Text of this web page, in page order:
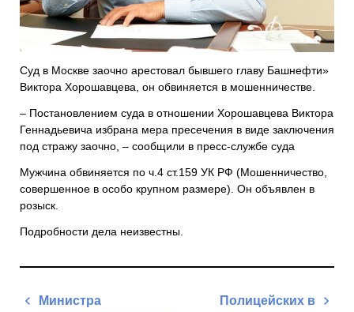
Суд в Москве заочно арестовал бывшего главу Башнефти»
Виктора Хорошавцева, он обвиняется в мошенничестве.
– Постановлением суда в отношении Хорошавцева Виктора
Геннадьевича избрана мера пресечения в виде заключения
под стражу заочно, – сообщили в пресс-службе суда
Мужчина обвиняется по ч.4 ст.159 УК РФ (Мошенничество,
совершенное в особо крупном размере). Он объявлен в
розыск.
Подробности дела неизвестны.
Навигация
Министра
Полицейских в